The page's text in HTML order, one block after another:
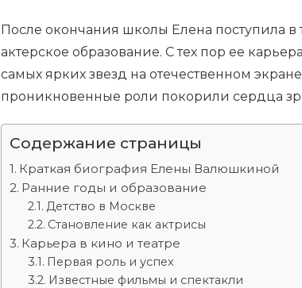
После окончания школы Елена поступила в
актерское образование. С тех пор ее
самых ярких звезд на отечественном
проникновенные роли покорили сердца
Содержание страницы
Краткая биография Елены Валюшкиной
Ранние годы и образование
Детство в Москве
Становление как актрисы
Карьера в кино и театре
Первая роль и успех
Известные фильмы и спектакли